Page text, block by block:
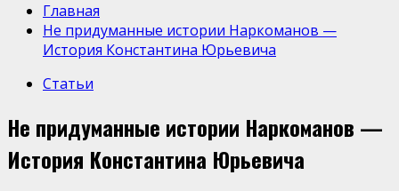
Главная
Не придуманные истории Наркоманов —
История Константина Юрьевича
Статьи
Не придуманные истории Наркоманов —
История Константина Юрьевича